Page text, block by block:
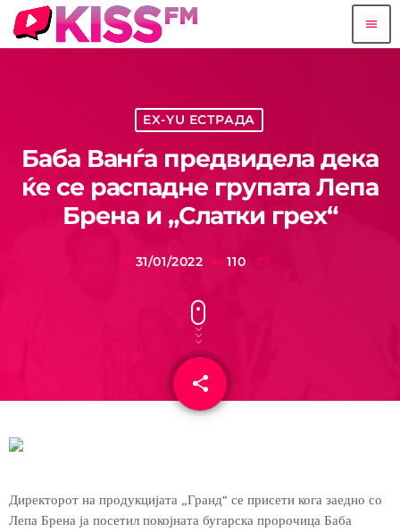
menu
EX-YU ЕСТРАДА
Баба Ванѓа предвидела дека
ќе се распадне групата Лепа
Брена и „Слатки грех“
today 31/01/2022 110
share
email
Директорот на продукцијата „Гранд“ се присети кога заедно со
Лепа Брена ја посетил покојната бугарска пророчица Баба